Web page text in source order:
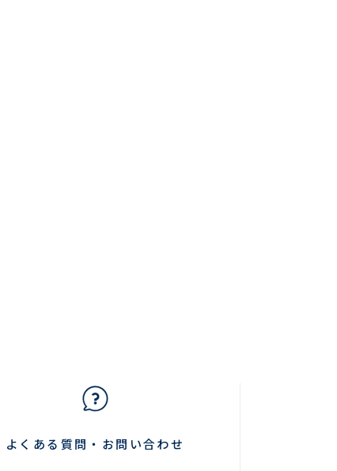
よくある質問・お問い合わせ